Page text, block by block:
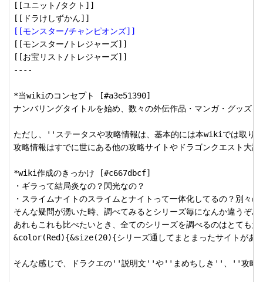
[[ユニット/タクト]]
[[モンスター/チャンピオンズ]]
[[モンスター/トレジャーズ]]
[[お宝リスト/トレジャーズ]]
----
*当wikiのコンセプト [#a3e51390]
ナンバリングタイトルを始め、数々の外伝作品・マンガ・グ
ただし、''ステータスや攻略情報は、基本的には本wikiでは取り
攻略情報はすでに世にある他の攻略サイトやドラゴンクエスト
*wiki作成のきっかけ [#c667dbcf]
・ギラって結局炎なの？閃光なの？
・スライムナイトのスライムとナイトって一体化してるの？別々
そんな疑問が湧いた時、調べてみるとシリーズ毎になんか違うぞ…
あれもこれも比べたいとき、全てのシリーズを調べるのはとても大
&color(Red){&size(20){シリーズ通してまとまったサイトがあ
そんな感じで、ドラクエの''説明文''や''まめちしき''、''攻略